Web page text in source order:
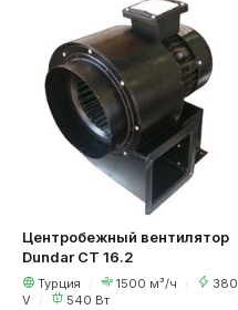
Центробежный вентилятор
Dundar CT 16.2
Турция 1500 м³/ч
380
V
540 Вт